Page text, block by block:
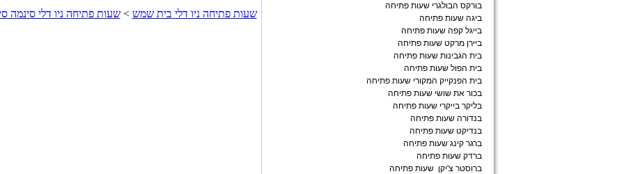
שעות פתיחה ניו דלי בית שמש >שעות פתיחה ניו דלי סינמה
בורקס הבולגרי שעות פתיחה
ביגה שעות פתיחה
בייגל קפה שעות פתיחה
ביירן מרקט שעות פתיחה
בית הגבינות שעות פתיחה
בית הפול שעות פתיחה
בית הפנקייק המקורי שעות פתיחה
בכור את שושי שעות פתיחה
בליקר בייקרי שעות פתיחה
בנדורה שעות פתיחה
בנדיקט שעות פתיחה
ברגר קינג שעות פתיחה
ברדק שעות פתיחה
ברוסטר צ'יקן שעות פתיחה